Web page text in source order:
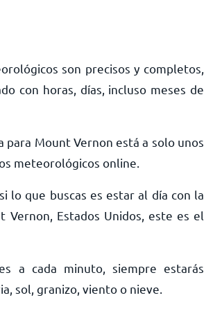
son precisos y completos,
con horas, días, incluso meses de
para Mount Vernon está a solo unos
meteorológicos online.
lo que buscas es estar al día con la
Estados Unidos, este es el
a cada minuto, siempre estarás
sol, granizo, viento o nieve.